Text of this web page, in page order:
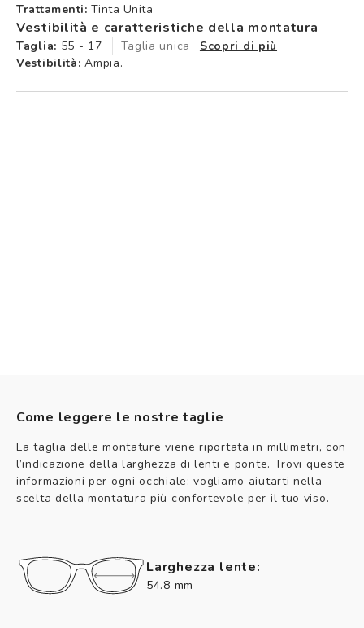
Trattamenti: Tinta Unita
Vestibilità e caratteristiche della montatura
Taglia: 55 - 17 Taglia unica
Scopri di più
Vestibilità: Ampia.
Come leggere le nostre taglie
La taglia delle montature viene riportata in millimetri, con
l’indicazione della larghezza di lenti e ponte. Trovi queste
informazioni per ogni occhiale: vogliamo aiutarti nella
scelta della montatura più confortevole per il tuo viso.
Larghezza lente:
54.8 mm